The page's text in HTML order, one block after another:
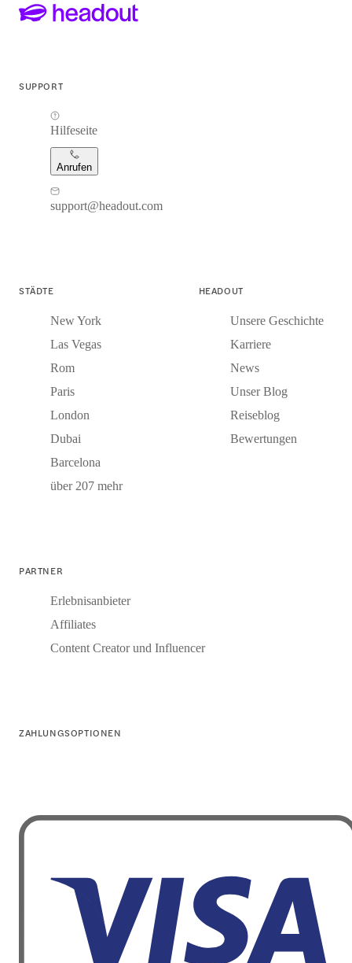
SUPPORT
Hilfeseite
Anrufen
support@headout.com
STÄDTE
New York
Las Vegas
Rom
Paris
London
Dubai
Barcelona
über 207 mehr
HEADOUT
Unsere Geschichte
Karriere
News
Unser Blog
Reiseblog
Bewertungen
PARTNER
Erlebnisanbieter
Affiliates
Content Creator und Influencer
ZAHLUNGSOPTIONEN